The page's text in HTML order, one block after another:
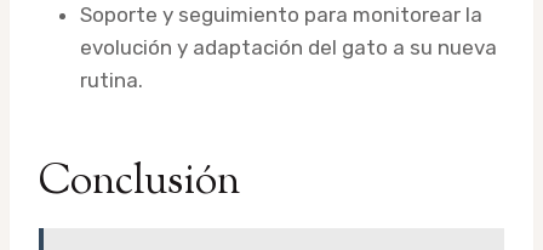
Soporte y seguimiento para monitorear la
evolución y adaptación del gato a su nueva
rutina.
Conclusión